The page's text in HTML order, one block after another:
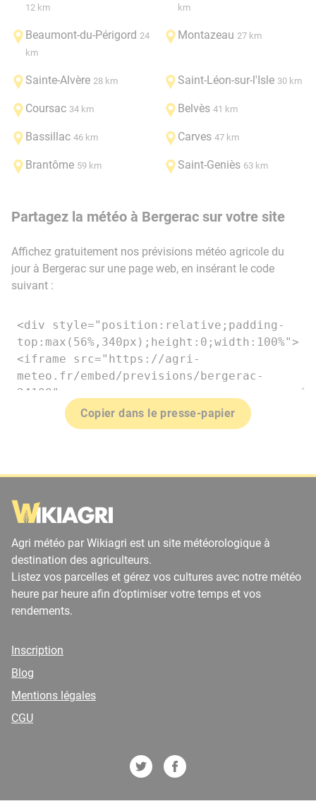
12 km
km
Beaumont-du-Périgord 24
km
Montazeau 27 km
Sainte-Alvère 28 km Saint-Léon-sur-l'Isle 30 km
Coursac 34 km Belvès 41 km
Bassillac 46 km Carves 47 km
Brantôme 59 km Saint-Geniès 63 km
Partagez la météo à Bergerac sur votre site
Affichez gratuitement nos prévisions météo agricole du
jour à Bergerac sur une page web, en insérant le code
suivant :
Copier dans le presse-papier
Agri météo par Wikiagri est un site météorologique à
destination des agriculteurs.
Listez vos parcelles et gérez vos cultures avec notre météo
heure par heure afin d’optimiser votre temps et vos
rendements.
Inscription
Blog
Mentions légales
CGU